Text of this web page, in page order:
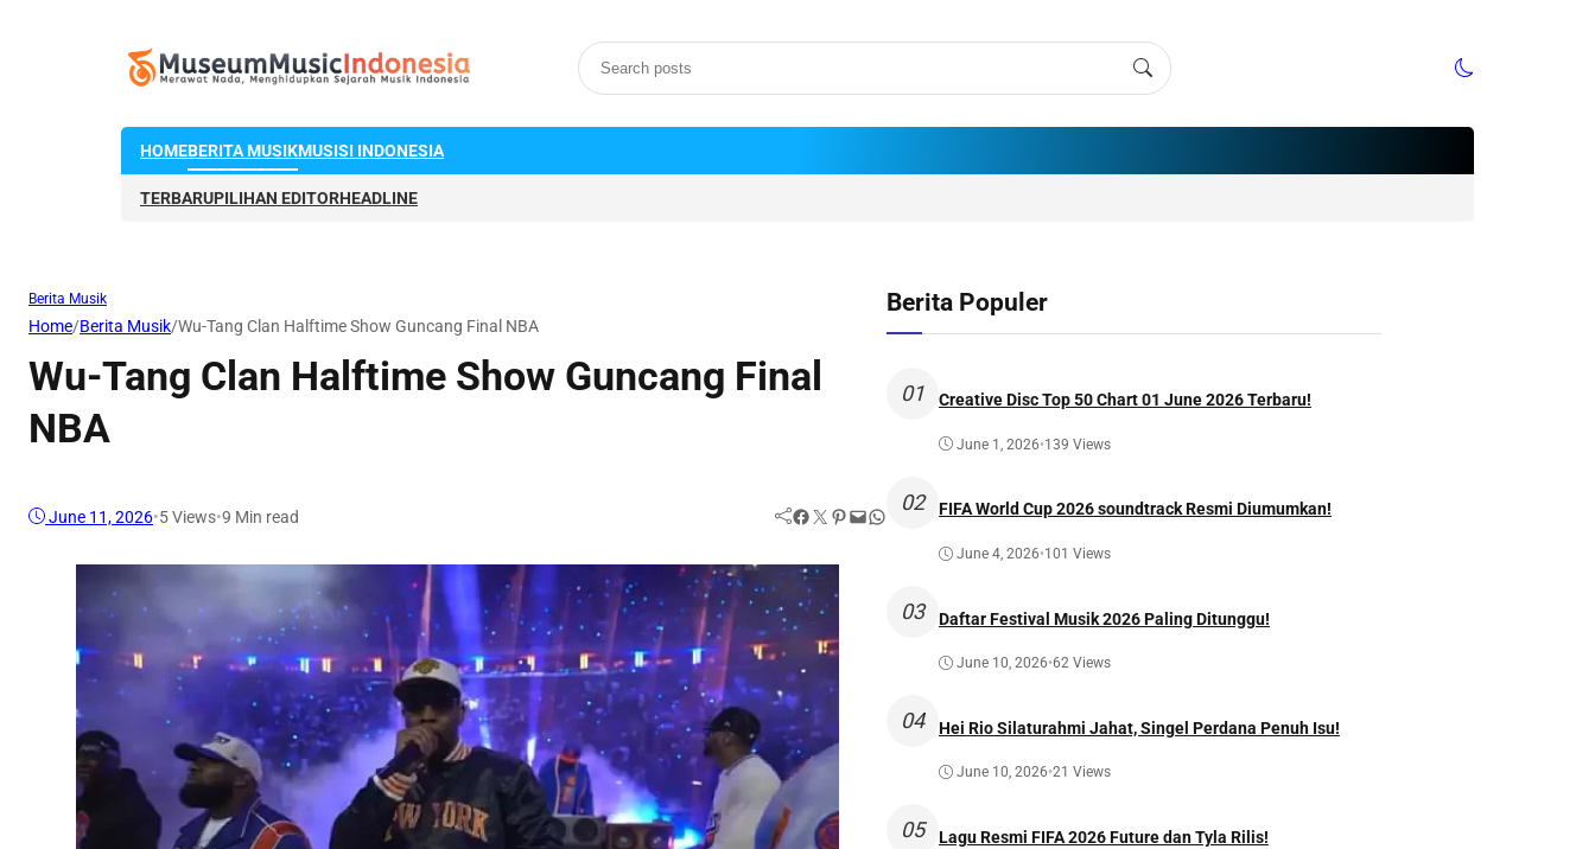
HOMEBERITA MUSIKMUSISI INDONESIA
TERBARUPILIHAN EDITORHEADLINE
Berita Musik
Home/Berita Musik/Wu-Tang Clan Halftime Show Guncang Final NBA
Wu-Tang Clan Halftime Show Guncang Final
NBA
June 11, 2026•5Views•9 Min read Facebook Twitter Pinterest Mail WhatsApp
Berita Populer
01 Creative Disc Top 50 Chart 01 June 2026 Terbaru!
June 1, 2026•139 Views
02 FIFA World Cup 2026 soundtrack Resmi Diumumkan!
June 4, 2026•101 Views
03 Daftar Festival Musik 2026 Paling Ditunggu!
June 10, 2026•62 Views
04 Hei Rio Silaturahmi Jahat, Singel Perdana Penuh Isu!
June 10, 2026•21 Views
05 Lagu Resmi FIFA 2026 Future dan Tyla Rilis!